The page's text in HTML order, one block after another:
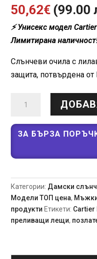
50,62€ (99.00
⚡ Унисекс модел
Лимитирана
Слънчеви очила с
защита, потвърдена от
слънчеви
–
тъмна
рамка
с
пантера
ЗА БЪРЗА
Категории: Дамски
Модели ТОП цена,
продукти Етикети: Cartier
преливащи лещи,